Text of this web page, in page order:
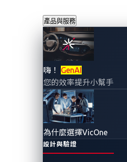
產品與服務
嗨！ GenAI
您的效率提升小幫手
為什麼選擇VicOne
設計與驗證
VicOne 在
Open EV
出全新
RDS (車